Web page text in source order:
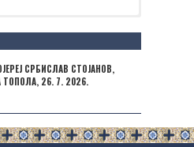
СРБИСЛАВ СТОЈАНОВ,
ТОПОЛА, 26. 7. 2026.